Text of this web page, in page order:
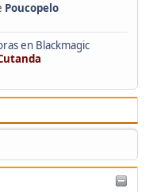
Poucopelo
en Blackmagic